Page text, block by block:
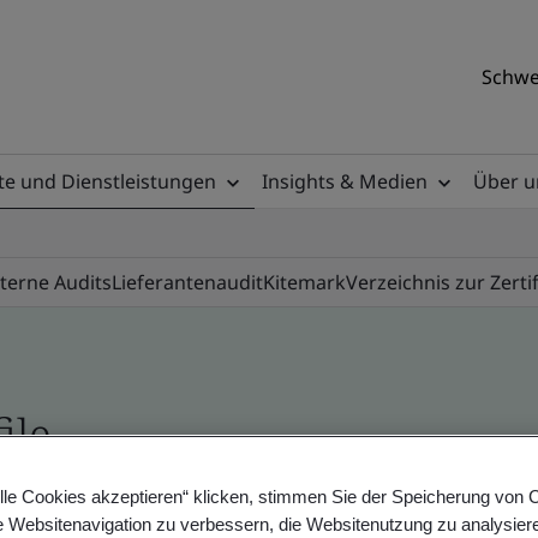
und Dienstleistungen Insights & Medien
Über
AuditsLieferantenauditKitemarkVerzeichnis zur
- Validation and Verification, Swiss and
Cookies akzeptieren“ klicken, stimmen Sie der Speicherung von
Websitenavigation zu verbessern, die Websitenutzung zu